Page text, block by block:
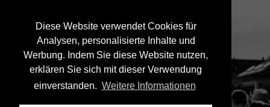
Diese Website verwendet Cookies für
Analysen, personalisierte Inhalte und
Werbung. Indem Sie diese Website nutzen,
erklären Sie sich mit dieser Verwendung
einverstanden. Weitere Informationen